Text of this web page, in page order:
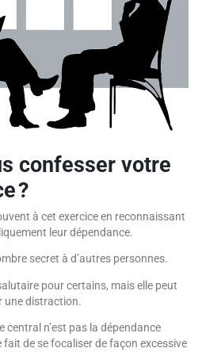
confesser votre
?
à cet exercice en reconnaissant
leur dépendance.
secret à d’autres personnes.
pour certains, mais elle peut
une distraction.
central n’est pas la dépendance
fait de se focaliser de façon excessive